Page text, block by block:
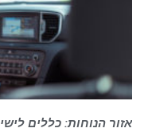
אזור הנוחות: כללים